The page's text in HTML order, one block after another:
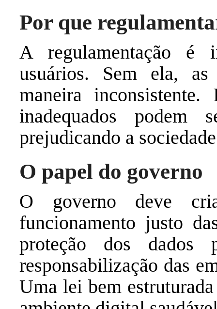
Por que
A regulamentação é
usuários. Sem ela,
maneira
inadequados podem
prejudicando a
O papel do governo
O governo deve
funcionamento justo
proteção dos dados
responsabilização das
Uma lei bem